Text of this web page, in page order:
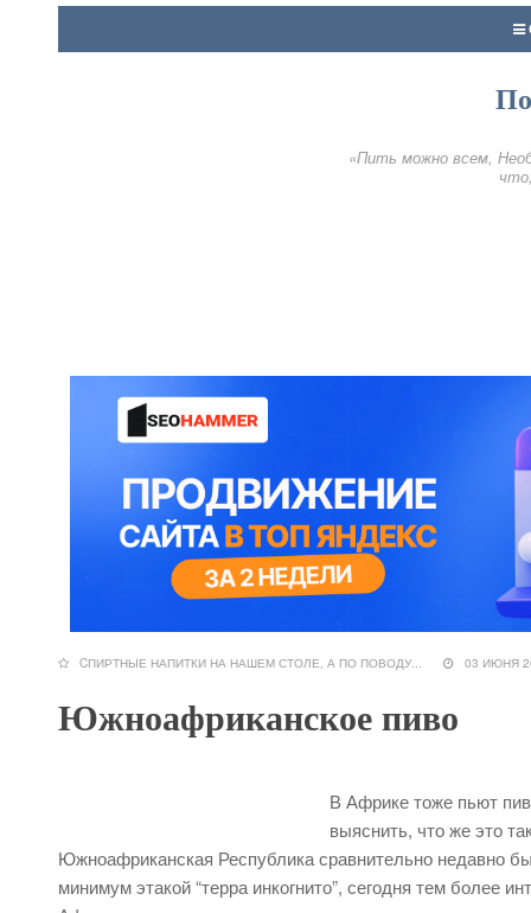
«Пить можно всем,
CПИРТНЫЕ НАПИТКИ НА НАШЕМ СТОЛЕ А ПО ПОВОДУ... 03 ИЮНЯ
Южноафриканское пиво
В Африке тоже пьют
выяснить, что же это
Южноафриканская Республика сравнительно недавно
минимум этакой “терра инкогнито”, сегодня тем более